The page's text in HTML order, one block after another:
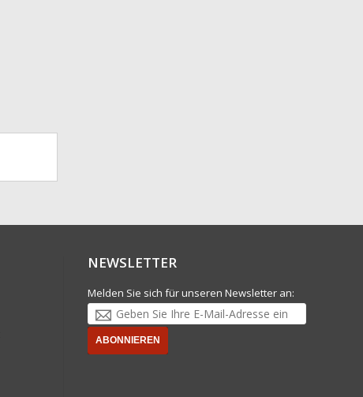
NEWSLETTER
Melden Sie sich für unseren Newsletter an:
ABONNIEREN